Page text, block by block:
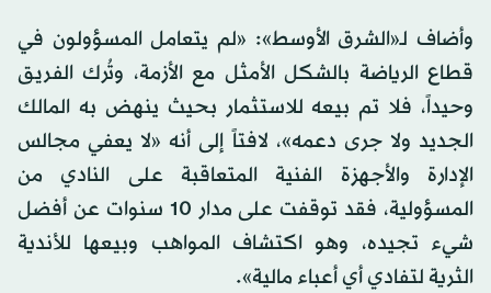
وأضاف لـ«الشرق الأوسط»: «لم يتعامل المسؤولون في
قطاع الرياضة بالشكل الأمثل مع الأزمة، وتُرك الفريق
وحيداً، فلا تم بيعه للاستثمار بحيث ينهض به المالك
الجديد ولا جرى دعمه»، لافتاً إلى أنه «لا يعفي مجالس
الإدارة والأجهزة الفنية المتعاقبة على النادي من
المسؤولية، فقد توقفت على مدار 10 سنوات عن أفضل
شيء تجيده، وهو اكتشاف المواهب وبيعها للأندية
الثرية لتفادي أي أعباء مالية».